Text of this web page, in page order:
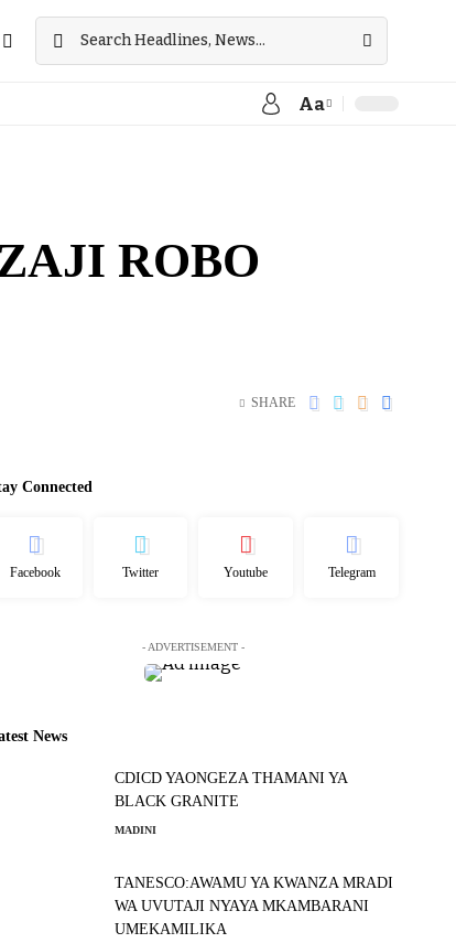
Aa
ROBO
SHARE
Connected
Facebook Twitter Youtube Telegram
- ADVERTISEMENT -
News
CDICD YAONGEZA THAMANI YA
BLACK GRANITE
MADINI
TANESCO:AWAMU YA KWANZA MRADI
WA UVUTAJI NYAYA MKAMBARANI
UMEKAMILIKA